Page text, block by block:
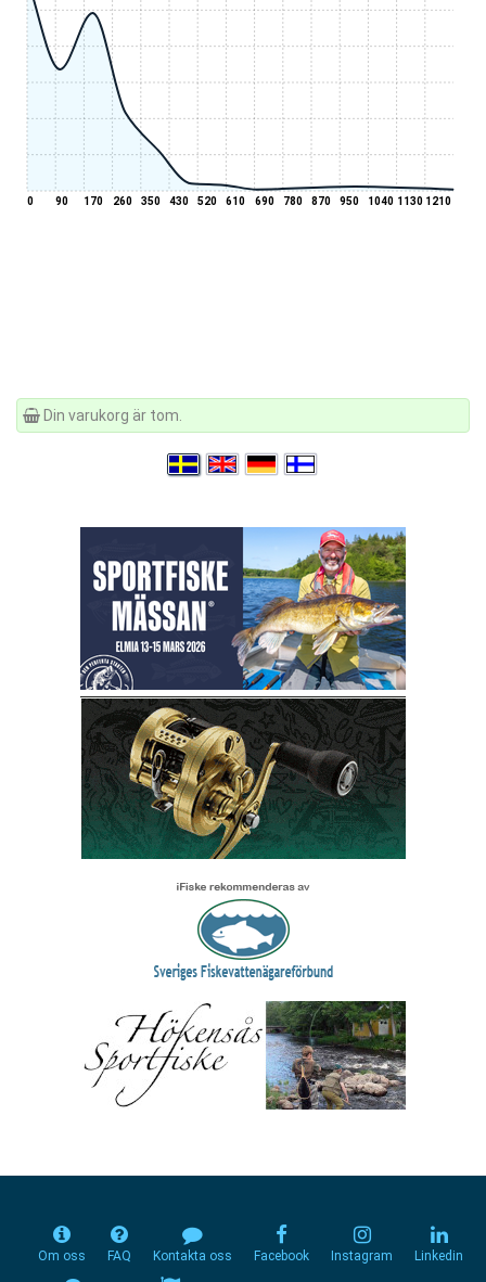
0 90 170 260 350 430 520 610 690 780 870 950 1040 1130 1210
Din varukorg är tom.
Om oss FAQ Kontakta oss Facebook Instagram Linkedin